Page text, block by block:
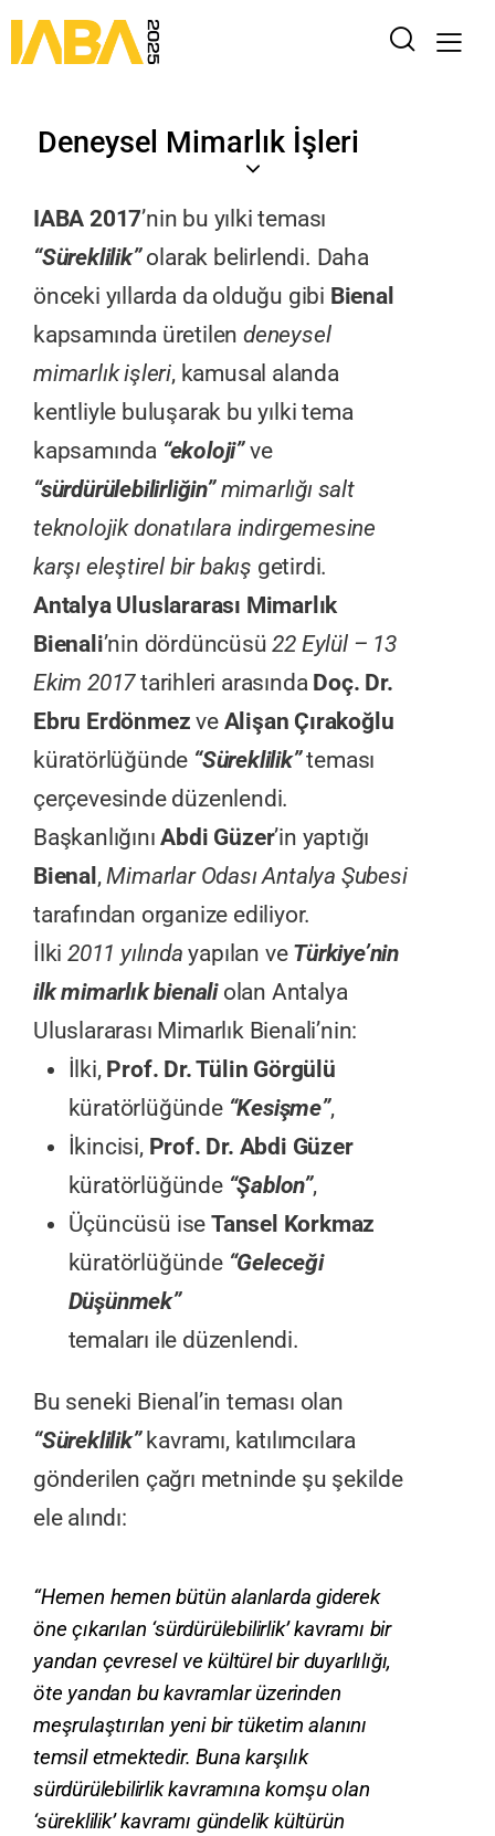
Deneysel Mimarlık İşleri
IABA 2017’nin bu yılki teması
“Süreklilik”olarak belirlendi. Daha
önceki yıllarda da olduğu gibi Bienal
kapsamında üretilendeneysel
mimarlık işleri, kamusal alanda
kentliyle buluşarak bu yılki tema
kapsamında “ekoloji”ve
“sürdürülebilirliğin” mimarlığı salt
teknolojik donatılara indirgemesine
karşı eleştirel bir bakış getirdi.
Antalya Uluslararası Mimarlık
Bienali’nin dördüncüsü22 Eylül – 13
Ekim 2017tarihleri arasında Doç. Dr.
Ebru Erdönmez ve Alişan Çırakoğlu
küratörlüğünde “Süreklilik”teması
çerçevesinde düzenlendi.
BaşkanlığınıAbdi Güzer’in yaptığı
Bienal ,Mimarlar Odası Antalya Şubesi
tarafından organize ediliyor.
İlki 2011 yılında yapılan ve Türkiye’nin
ilk mimarlık bienaliolan Antalya
Uluslararası Mimarlık Bienali’nin:
İlki, Prof. Dr. Tülin Görgülü
küratörlüğünde “Kesişme”,
İkincisi, Prof. Dr. Abdi Güzer
küratörlüğünde “Şablon”,
Üçüncüsü ise Tansel Korkmaz
küratörlüğünde “Geleceği
Düşünmek”
temaları ile düzenlendi.
Bu seneki Bienal’in teması olan
“Süreklilik”kavramı, katılımcılara
gönderilen çağrı metninde şu şekilde
ele alındı:
“Hemen hemen bütün alanlarda giderek
öne çıkarılan ‘sürdürülebilirlik’ kavramı bir
yandan çevresel ve kültürel bir duyarlılığı,
öte yandan bu kavramlar üzerinden
meşrulaştırılan yeni bir tüketim alanını
temsil etmektedir. Buna karşılık
sürdürülebilirlik kavramına komşu olan
‘süreklilik’ kavramı gündelik kültürün